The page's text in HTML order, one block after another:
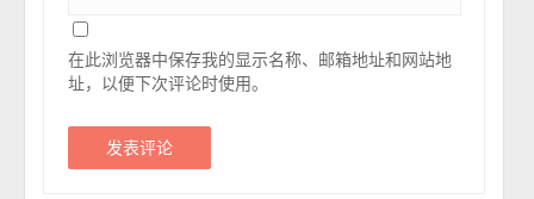
在此浏览器中保存我的显示名称、邮箱地址和网站地
址，以便下次评论时使用。